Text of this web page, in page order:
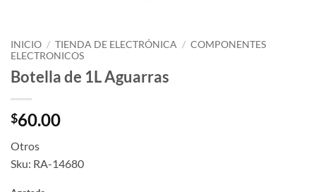
INICIO / TIENDA DE ELECTRÓNICA / COMPONENTES
ELECTRONICOS
Botella de 1L Aguarras
$60.00
Otros
Sku: RA-14680